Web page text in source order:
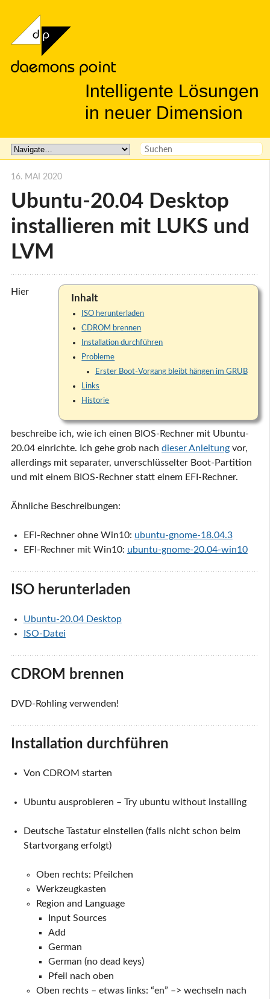
Intelligente Lösungen
in neuer Dimension
Ubuntu-20.04 Desktop
installieren mit LUKS und
LVM
16. MAI 2020
Inhalt
ISO herunterladen
CDROM brennen
Installation durchführen
Probleme
Erster Boot-Vorgang bleibt hängen im GRUB
Links
Historie
Hier
beschreibe ich, wie ich einen BIOS-Rechner mit Ubuntu-
20.04 einrichte. Ich gehe grob nach dieser Anleitung vor,
allerdings mit separater, unverschlüsselter Boot-Partition
und mit einem BIOS-Rechner statt einem EFI-Rechner.
Ähnliche Beschreibungen:
EFI-Rechner ohne Win10: ubuntu-gnome-18.04.3
EFI-Rechner mit Win10: ubuntu-gnome-20.04-win10
ISO herunterladen
Ubuntu-20.04 Desktop
ISO-Datei
CDROM brennen
DVD-Rohling verwenden!
Installation durchführen
Von CDROM starten
Ubuntu ausprobieren – Try ubuntu without installing
Deutsche Tastatur einstellen (falls nicht schon beim
Startvorgang erfolgt)
Oben rechts: Pfeilchen
Werkzeugkasten
Region and Language
Input Sources
Add
German
German (no dead keys)
Pfeil nach oben
Oben rechts – etwas links: “en” –> wechseln nach